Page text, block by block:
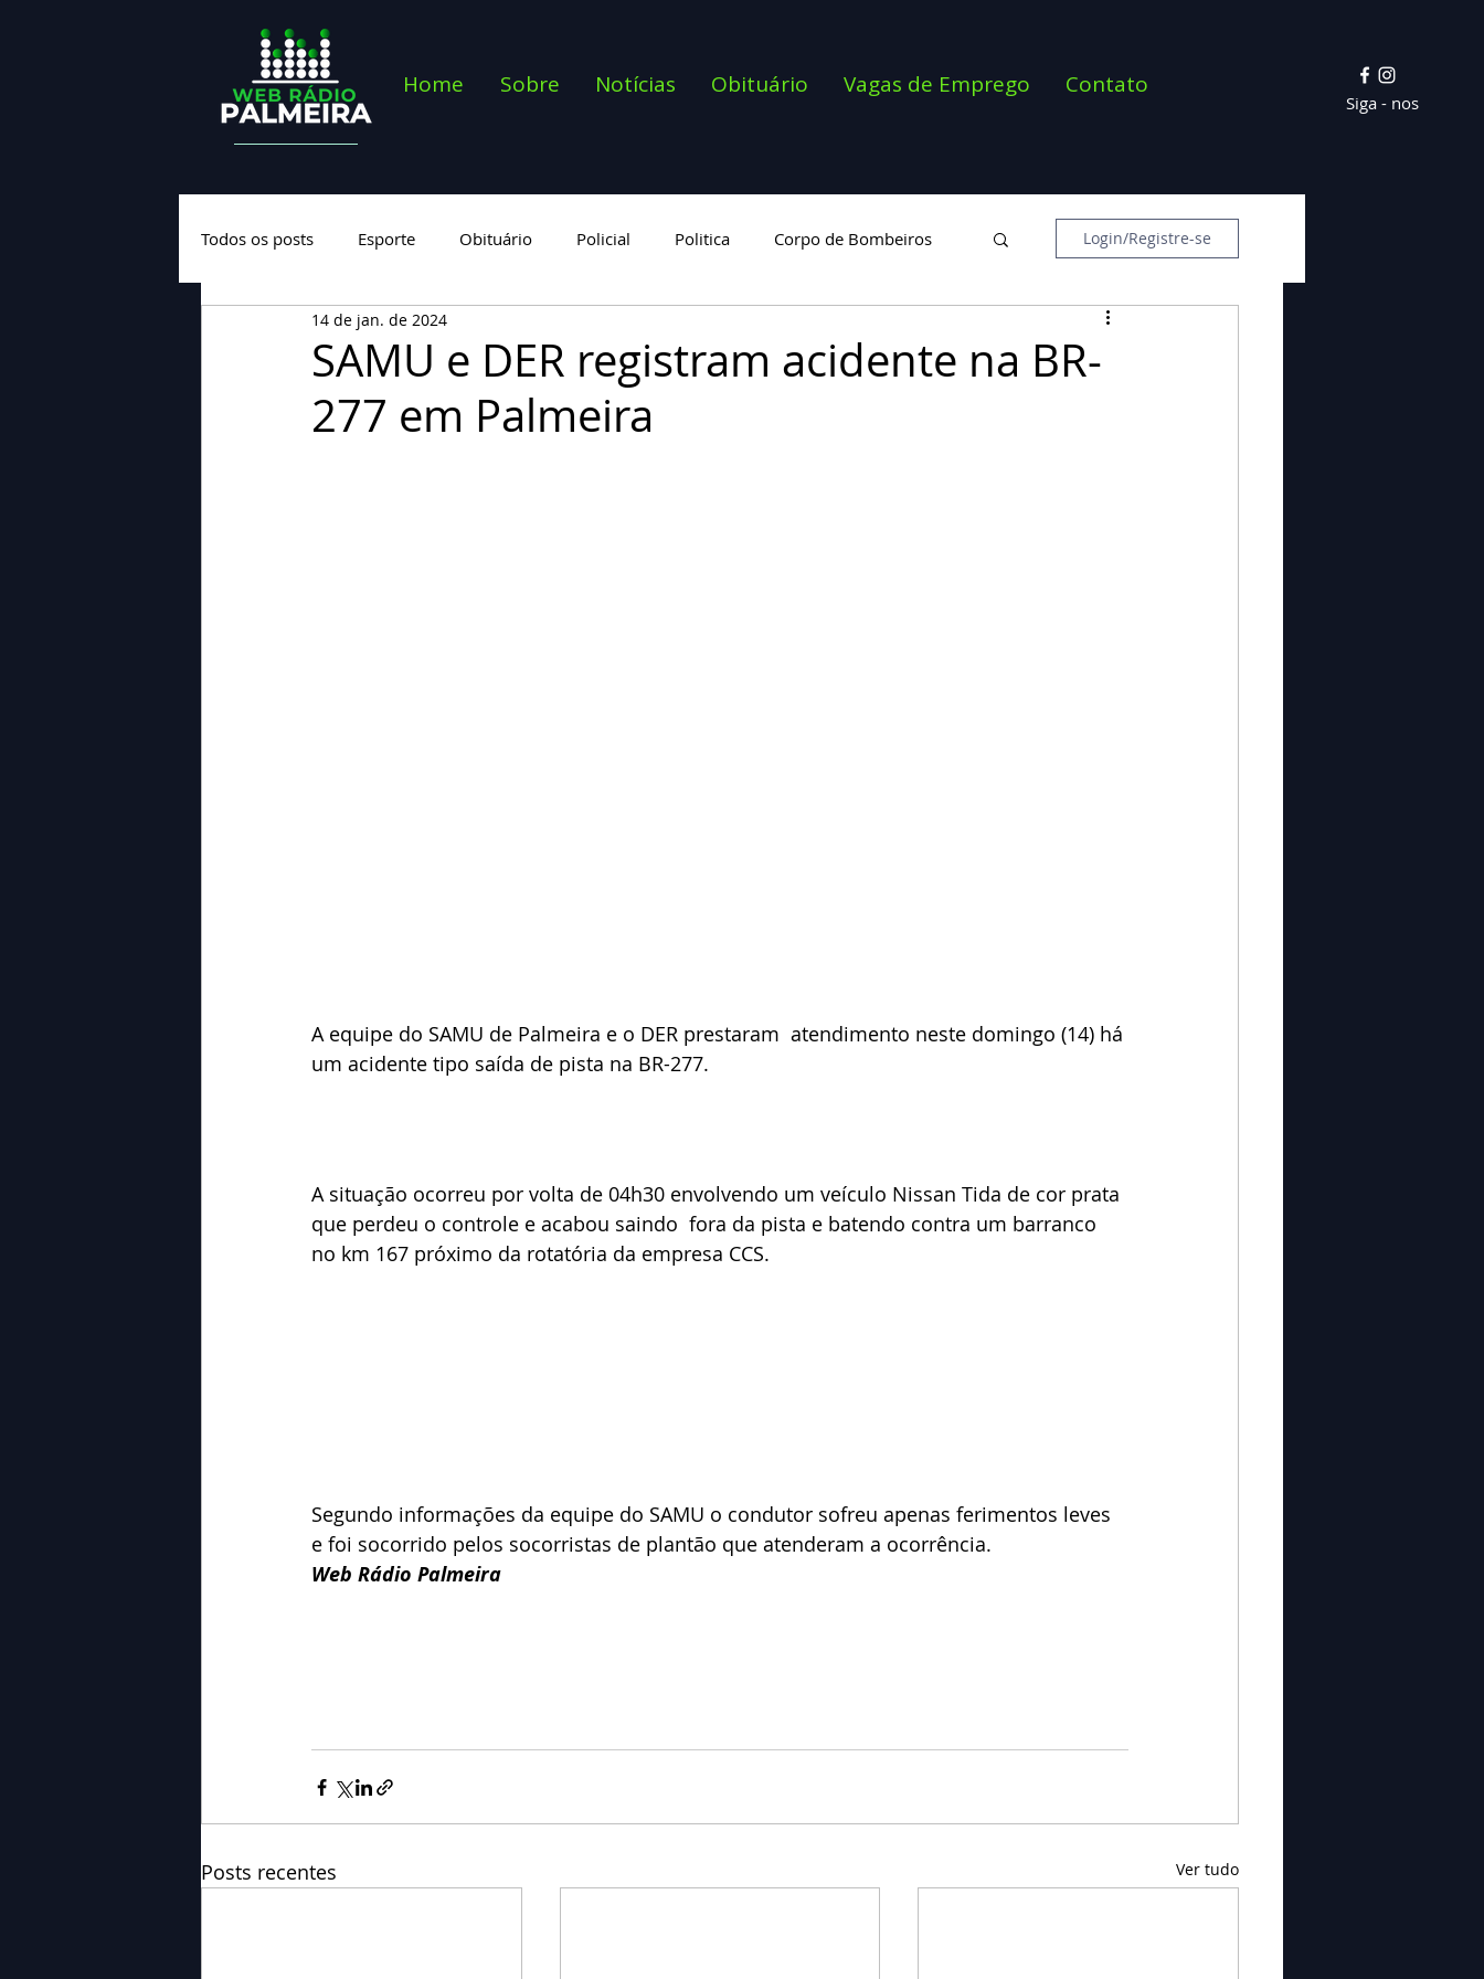
Home Sobre Notícias Obituário Vagas de Emprego Contato
Siga - nos
Todos os posts Esporte Obituário Policial Politica Corpo de Bombeiros
Geral Nova categoria
Login/Registre-se
SAMU e DER registram acidente na BR-
277 em Palmeira
14 de jan. de 2024
A equipe do SAMU de Palmeira e o DER prestaram  atendimento neste domingo (14) há
um acidente tipo saída de pista na BR-277.
A situação ocorreu por volta de 04h30 envolvendo um veículo Nissan Tida de cor prata
que perdeu o controle e acabou saindo  fora da pista e batendo contra um barranco
no km 167 próximo da rotatória da empresa CCS.
Segundo informações da equipe do SAMU o condutor sofreu apenas ferimentos leves
e foi socorrido pelos socorristas de plantão que atenderam a ocorrência.
Web Rádio Palmeira
Posts recentes Ver tudo